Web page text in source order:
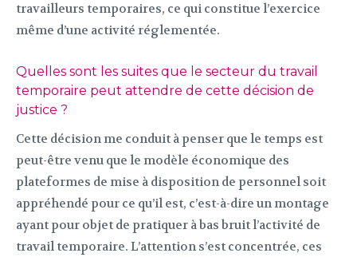
travailleurs temporaires, ce qui constitue l’exercice
même d’une activité réglementée.
Quelles sont les suites que le secteur du travail
temporaire peut attendre de cette décision de
justice ?
Cette décision me conduit à penser que le temps est
peut-être venu que le modèle économique des
plateformes de mise à disposition de personnel soit
appréhendé pour ce qu’il est, c’est-à-dire un montage
ayant pour objet de pratiquer à bas bruit l’activité de
travail temporaire. L’attention s’est concentrée, ces